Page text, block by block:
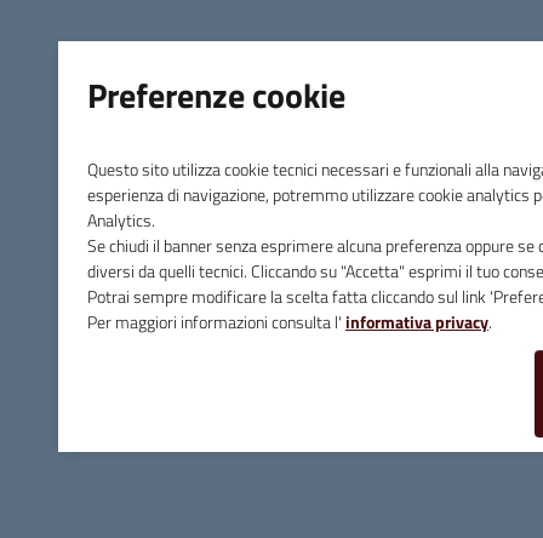
Preferenze cookie
Questo sito utilizza cookie tecnici necessari e funzionali alla
esperienza di navigazione, potremmo utilizzare cookie analytics
Analytics.
Se chiudi il banner senza esprimere alcuna preferenza oppure
diversi da quelli tecnici. Cliccando su "Accetta" esprimi il tuo
Potrai sempre modificare la scelta fatta cliccando sul link
Per maggiori informazioni consulta l'informativa privacy.
Cerca nel sito
Mappa del sito
Obiettivi di Accessibilità
Dichiarazione di Accessibilità
Note Legali
Preferenze cookie